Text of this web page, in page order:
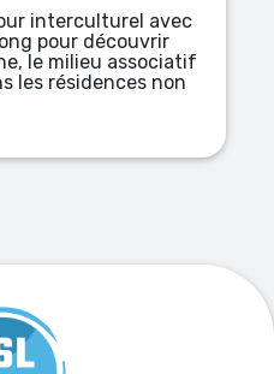
Avignon et
jeunes
emblématiques du
de théâtre, iront à la
des coulisses,
rondes du festival
un théâtre.